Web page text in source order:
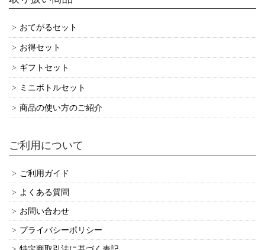
おてがるセット
お得セット
ギフトセット
ミニボトルセット
商品の使い方のご紹介
ご利用について
ご利用ガイド
よくある質問
お問い合わせ
プライバシーポリシー